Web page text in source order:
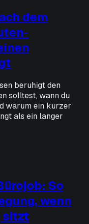
dem
beruhigt den
solltest, wann du
warum ein kurzer
als ein langer
So
wenn
sitzt